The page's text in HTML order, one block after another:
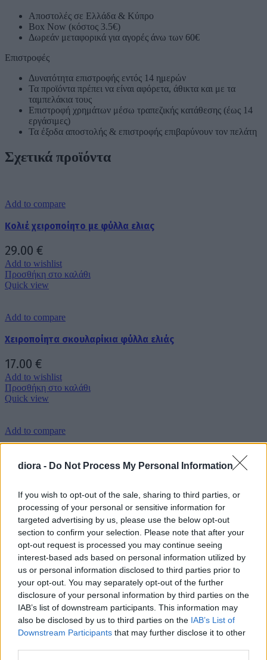
diora - Do Not Process My Personal Information
If you wish to opt-out of the sale, sharing to third parties, or
processing of your personal or sensitive information for
targeted advertising by us, please use the below opt-out
section to confirm your selection. Please note that after your
opt-out request is processed you may continue seeing
interest-based ads based on personal information utilized by
us or personal information disclosed to third parties prior to
your opt-out. You may separately opt-out of the further
disclosure of your personal information by third parties on the
IAB’s list of downstream participants. This information may
also be disclosed by us to third parties on the IAB’s List of
Downstream Participants that may further disclose it to other
Αποστολές σε Ελλάδα & Κύπρο
Box Now (κόστος 3.5€)
Δωρεάν μεταφορικά για αγορές άνω των 60€
Επιστροφές
Δυνατότητα επιστροφής εντός 14 ημερών
Τα προϊόντα πρέπει να είναι αφόρετα, άθικτα και με τα
ταμπελάκια τους
Επιστροφή χρημάτων μέσω τραπεζικής κατάθεσης (έως 14
εργάσιμες)
Τα έξοδα αποστολής & επιστροφής επιβαρύνουν τον πελάτη
Σχετικά προϊόντα
Add to compare
Κολιέ χειροποίητο με φύλλα ελιας
29.00 €
Add to wishlist
Προσθήκη στο καλάθι
Quick view
Add to compare
Χειροποίητα σκουλαρίκια φύλλα ελιάς
17.00 €
Add to wishlist
Προσθήκη στο καλάθι
Quick view
Add to compare
Add to wishlist
Προσθήκη στο καλάθι
Quick view
Add to compare
Ατσάλινο Βραχιόλι Με Ζιργκόν
19.90€
Add to wishlist
Quick view